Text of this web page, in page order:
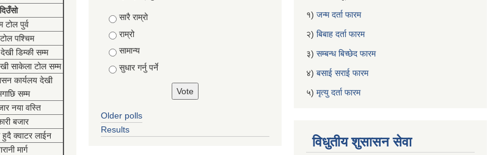
दिउँसो
टोल पुर्व
पश्चिम
डिम्की सम्म
साकेला टोल सम्म
कार्यलय देखी
सम्म
नया वस्ति
बजार
हुदै क्वाटर लाईन
मार्ग
Choices
सारै राम्रो
राम्रो
सामान्य
सुधार गर्नु पर्ने
Older polls
Results
१) जन्म दर्ता फारम
२) बिबाह दर्ता फारम
३) सम्बन्ध बिच्छेद फारम
४) बसाई सराई फारम
५) मृत्यु दर्ता फारम
विधुतीय शुसासन सेवा